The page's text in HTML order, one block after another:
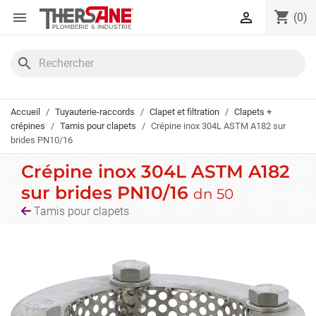
Panneau de gestion des cookies
 shopping_cart (0)

search
Accueil Tuyauterie-raccords Clapet et filtration
Clapets +
crépines
Tamis pour clapets
Crépine inox 304L ASTM A182 sur
brides PN10/16
Crépine inox 304L ASTM A182
sur brides PN10/16dn 50
Tamis pour clapets